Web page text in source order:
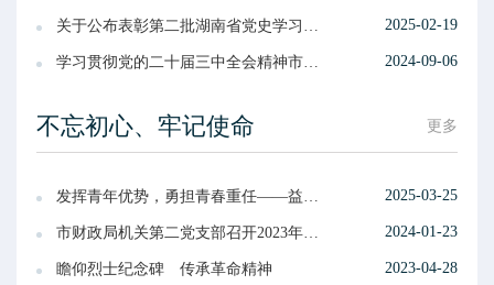
关于公布表彰第二批湖南省党史学习教育创新案例获奖名单的决定 2025-02-19
学习贯彻党的二十届三中全会精神市委宣讲团在市财政局举行宣讲 2024-09-06
不忘初心、牢记使命 更多
发挥青年优势，勇担青春重任——益阳市财政局机关党委第六党支部召开组织生活会 2025-03-25
市财政局机关第二党支部召开2023年度专题组织生活会 2024-01-23
瞻仰烈士纪念碑 传承革命精神 2023-04-28